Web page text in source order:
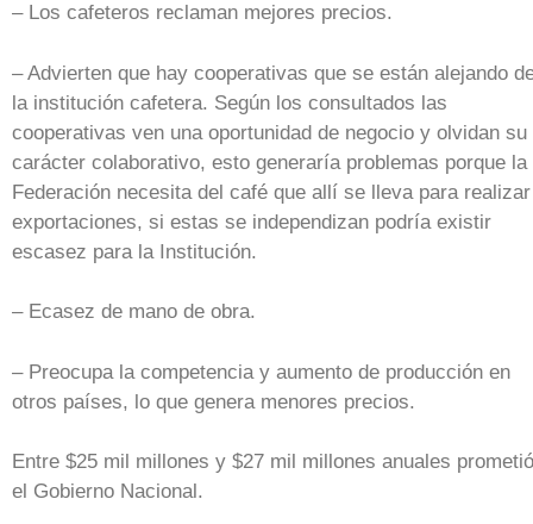
– Los cafeteros reclaman mejores precios.
– Advierten que hay cooperativas que se están alejando
la institución cafetera. Según los consultados las
cooperativas ven una oportunidad de negocio y olvidan su
carácter colaborativo, esto generaría problemas porque la
Federación necesita del café que allí se lleva para realizar
exportaciones, si estas se independizan podría existir
escasez para la Institución.
– Ecasez de mano de obra.
– Preocupa la competencia y aumento de producción en
otros países, lo que genera menores precios.
Entre $25 mil millones y $27 mil millones anuales prometió
el Gobierno Nacional.